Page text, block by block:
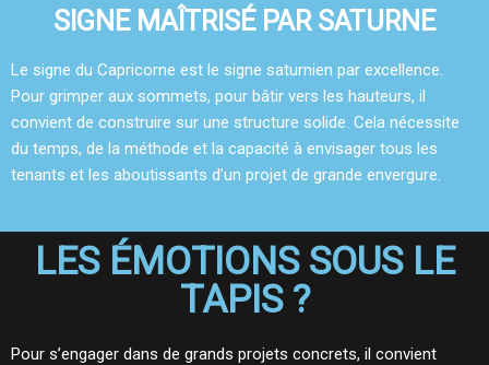
SIGNE MAÎTRISÉ PAR SATURNE
Le signe du Capricorne est le signe saturnien par excellence.
Pour grimper aux sommets, pour bâtir vers les hauteurs, il
convient de construire sur une structure solide. Cela nécessite
du temps, de la méthode et la capacité à envisager tous les
tenants et les aboutissants d’un projet de grande envergure.
LES ÉMOTIONS SOUS LE
TAPIS ?
Pour s’engager dans de grands projets concrets, il convient